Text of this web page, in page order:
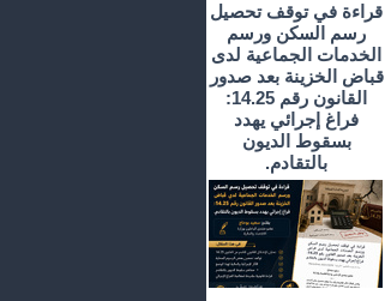
قراءة في توقف تحصيل
رسم السكن ورسم
الخدمات الجماعية لدى
قباض الخزينة بعد صدور
القانون رقم 14.25:
فراغ إجرائي يهدد
بسقوط الديون
بالتقادم.